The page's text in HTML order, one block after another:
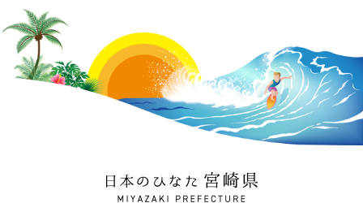
日本のひなた 宮崎県
MIYAZAKI PREFECTURE